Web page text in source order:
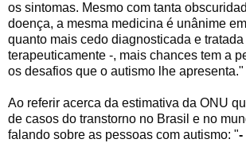
os sintomas. Mesmo com tanta
doença, a mesma medicina é unânime
quanto mais cedo diagnosticada e tratada
terapeuticamente -, mais chances tem a
os desafios que o autismo lhe apresenta."
Ao referir acerca da estimativa da ONU
de casos do transtorno no Brasil e no
falando sobre as pessoas com autismo: "-